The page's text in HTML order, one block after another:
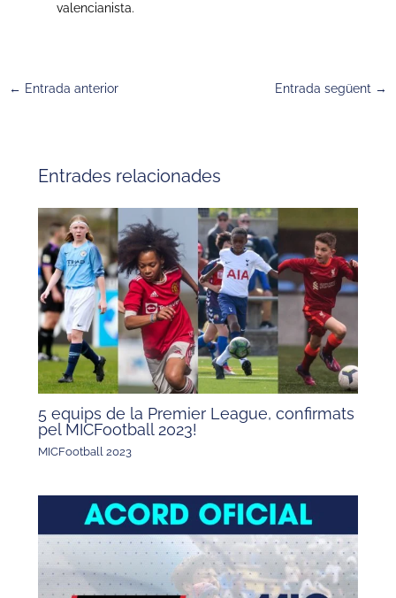
valencianista.
← Entrada anterior Entrada següent →
Entrades relacionades
5 equips de la Premier League, confirmats
pel MICFootball 2023!
MICFootball 2023